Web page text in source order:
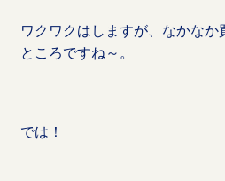
ワクワクはしますが、なかな
ところですね～。
では！